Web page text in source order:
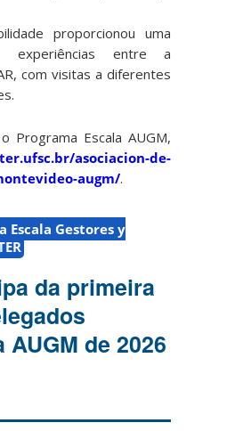
proporcionou uma
experiências entre a
, com visitas a diferentes
Programa Escala AUGM,
asociacion-de-
augm/.
Escala Gestores y
da primeira
de 2026